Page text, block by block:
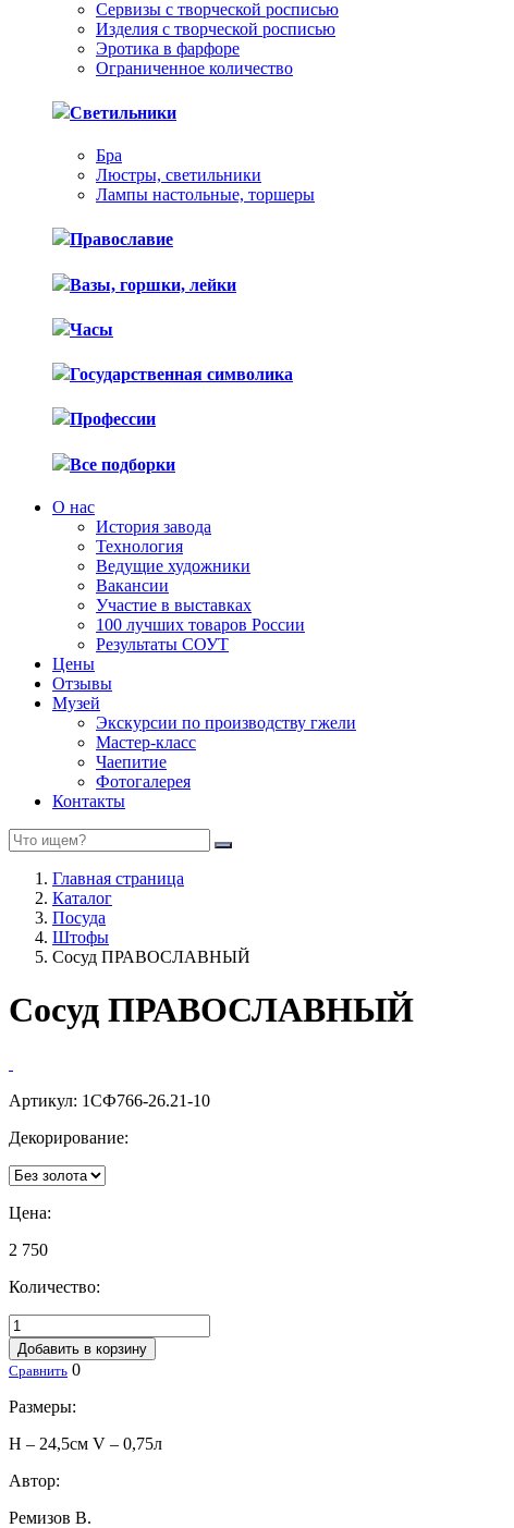
Сервизы с творческой росписью
Изделия с творческой росписью
Эротика в фарфоре
Ограниченное количество
Светильники
Бра
Люстры, светильники
Лампы настольные, торшеры
Православие
Вазы, горшки, лейки
Часы
Государственная символика
Профессии
Все подборки
О нас
История завода
Технология
Ведущие художники
Вакансии
Участие в выставках
100 лучших товаров России
Результаты СОУТ
Цены
Отзывы
Музей
Экскурсии по производству гжели
Мастер-класс
Чаепитие
Фотогалерея
Контакты
Главная страница
Каталог
Посуда
Штофы
Сосуд ПРАВОСЛАВНЫЙ
Сосуд ПРАВОСЛАВНЫЙ
Артикул: 1СФ766-26.21-10
Декорирование:
Цена:
2 750
Количество:
Добавить в корзину
Сравнить 0
Размеры:
H – 24,5см V – 0,75л
Автор:
Ремизов В.